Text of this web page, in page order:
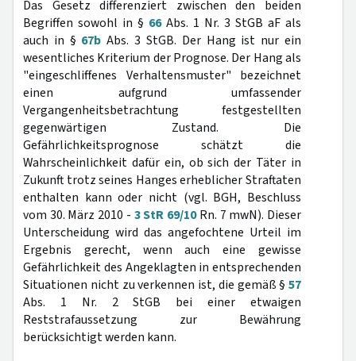
Das Gesetz differenziert zwischen den beiden
Begriffen sowohl in § 66Abs. 1 Nr. 3 StGB aF als
auch in § 67b Abs. 3 StGB. Der Hang ist nur ein
wesentliches Kriterium der Prognose. Der Hang als
"eingeschliffenes Verhaltensmuster" bezeichnet
einen aufgrund umfassender
Vergangenheitsbetrachtung festgestellten
gegenwärtigen Zustand. Die
Gefährlichkeitsprognose schätzt die
Wahrscheinlichkeit dafür ein, ob sich der Täter in
Zukunft trotz seines Hanges erheblicher Straftaten
enthalten kann oder nicht (vgl. BGH, Beschluss
vom 30. März 2010 - 3 StR 69/10Rn. 7 mwN). Dieser
Unterscheidung wird das angefochtene Urteil im
Ergebnis gerecht, wenn auch eine gewisse
Gefährlichkeit des Angeklagten in entsprechenden
Situationen nicht zu verkennen ist, die gemäß § 57
Abs. 1 Nr. 2 StGB bei einer etwaigen
Reststrafaussetzung zur Bewährung
berücksichtigt werden kann.